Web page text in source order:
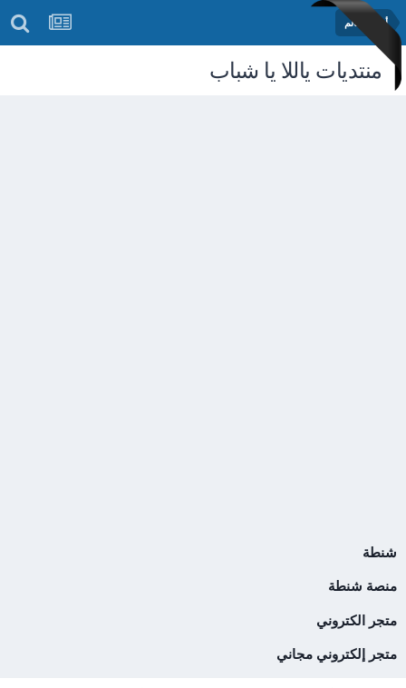
أخبار العالم
منتديات ياللا يا شباب
شنطة
منصة شنطة
متجر الكتروني
متجر إلكتروني مجاني